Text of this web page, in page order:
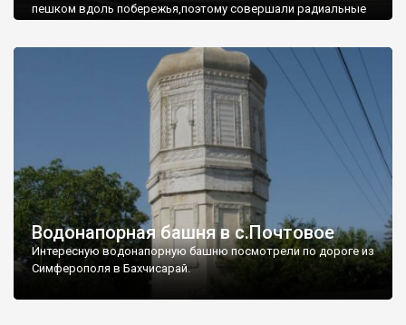
пешком вдоль побережья,поэтому совершали радиальные
Водонапорная башня в с.Почтовое
Интересную водонапорную башню посмотрели по дороге из
Симферополя в Бахчисарай.